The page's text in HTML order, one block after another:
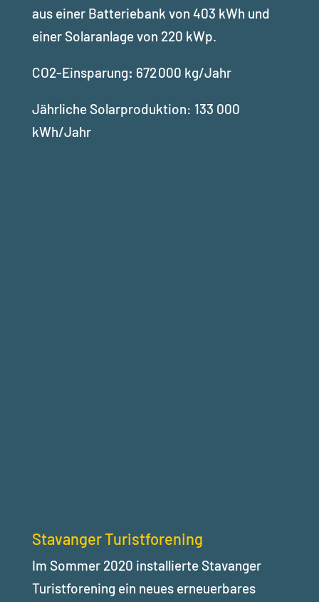
aus einer Batteriebank von 403 kWh und
einer Solaranlage von 220 kWp.
CO2-Einsparung: 672000 kg/Jahr
Jährliche Solarproduktion: 133 000
kWh/Jahr
Stavanger Turistforening
Im Sommer 2020 installierte Stavanger
Turistforening ein neues erneuerbares